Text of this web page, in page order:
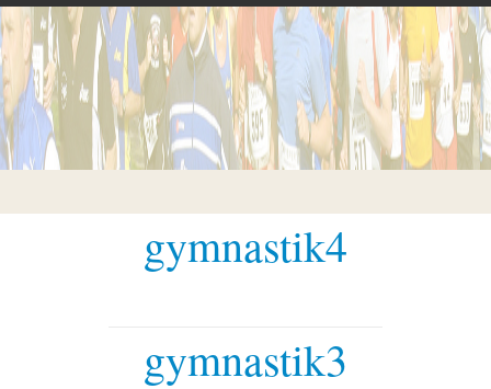
Sportarten
Artistik
Badminton
Baseball
Aqua-Jogging
gymnastik4
gymnastik3